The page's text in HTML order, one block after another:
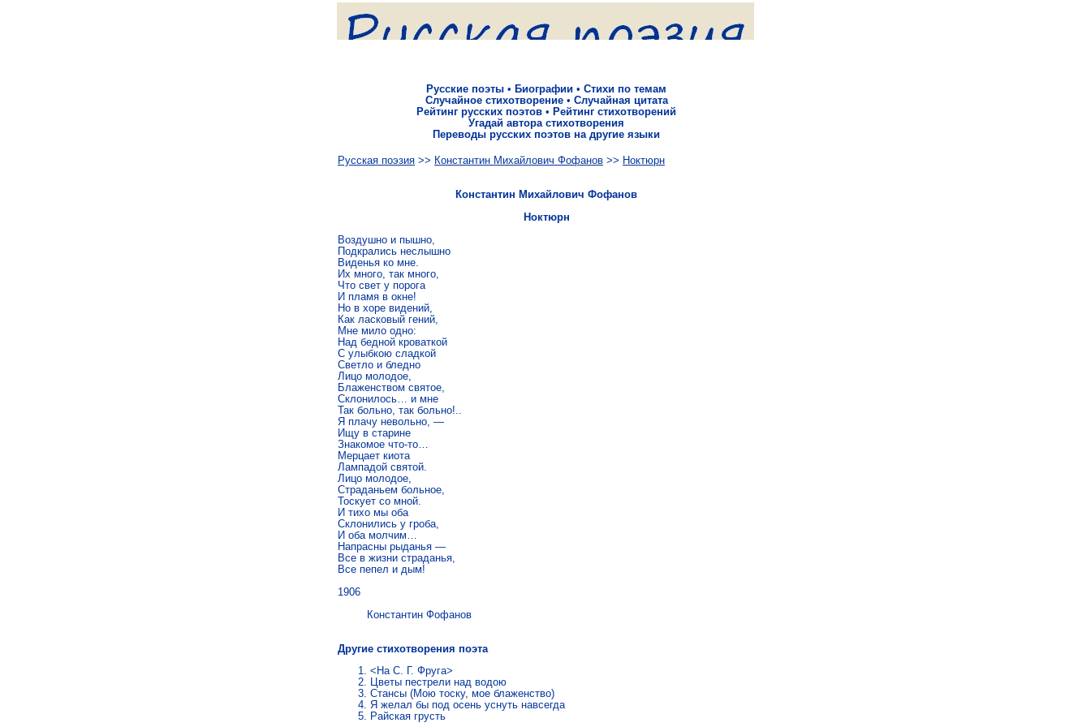
Русские поэты • Биографии • Стихи по темам
Случайное стихотворение• Случайная цитата
Рейтинг русских поэтов • Рейтинг стихотворений
Угадай автора стихотворения
Переводы русских поэтов на другие языки
Русская поэзия >> Константин Михайлович Фофанов >> Нок­тюрн
Константин Михайлович Фофанов
Нок­тюрн
Воз­душ­но и пышно,
Под­кра­лись неслыш­но
Ви­де­нья ко мне.
Их много, так много,
Что свет у по­ро­га
И пламя в окне!
Но в хоре ви­де­ний,
Как лас­ко­вый гений,
Мне мило одно:
Над бед­ной кро­ват­кой
С улыб­кою слад­кой
Свет­ло и блед­но
Лицо мо­ло­дое,
Бла­жен­ством свя­тое,
Скло­ни­лось… и мне
Так боль­но, так боль­но!..
Я плачу неволь­но, —
Ищу в ста­рине
Зна­ко­мое что-то…
Мер­ца­ет киота
Лам­па­дой свя­той.
Лицо мо­ло­дое,
Стра­да­ньем боль­ное,
Тос­ку­ет со мной.
И тихо мы оба
Скло­ни­лись у гроба,
И оба мол­чим…
На­прас­ны ры­да­нья —
Все в жизни стра­да­нья,
Все пепел и дым!
1906
Константин Фофанов
Другие стихотворения поэта
<На С. Г. Фруга>
Цветы пестрели над водою
Стан­сы (Мою тоску, мое бла­жен­ство)
Я желал бы под осень уснуть на­все­гда
Рай­ская грусть